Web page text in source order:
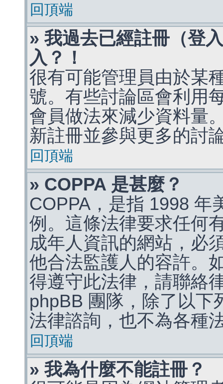
回頂端
» 我過去已經註冊（登
入？！
很有可能管理員由於某
號。有些討論區會利用
會員做法來減少資料量
新註冊並參與更多的討
回頂端
» COPPA 是甚麼？
COPPA，是指 1998 年
例。這條法律要求任何
成年人資訊的網站，必
他合法監護人的容許。
得遵守此法律，請聯絡
phpBB 團隊，除了以下
法律諮詢，也不為各種
回頂端
» 我為什麼不能註冊？